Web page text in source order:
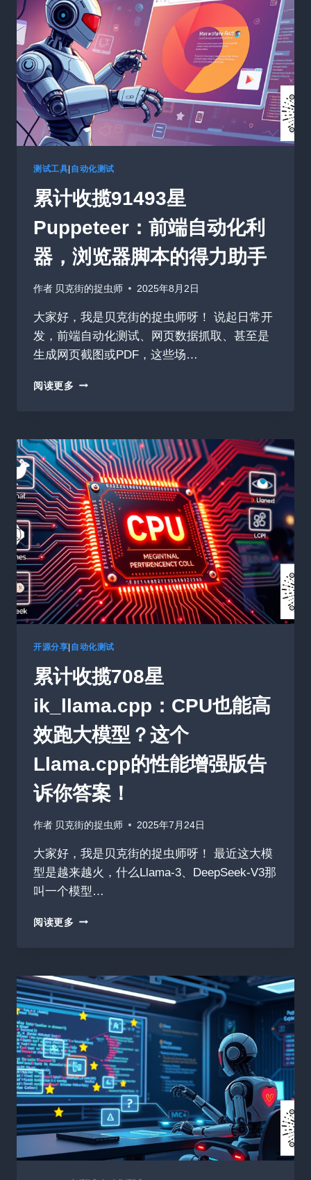
SELENIUM
与
APPIUM
最
新
特
性
详
解
及
战
例
测试工具 自动化测试
累计收揽91493星
Puppeteer：前端自动化利
器，浏览器脚本的得力助手
作者 贝克街的捉虫师 2025年8月2日
大家好，我是贝克街的捉虫师呀！ 说起日常开
发，前端自动化测试、网页数据抓取、甚至是
生成网页截图或PDF，这些场…
阅读更多 累
91493
星
PUPPETEER：
前
端
自
动
化
利
器，
浏
览
器
本
得
力
助
开源分享 自动化测试
累计收揽708星
ik_llama.cpp：CPU也能高
效跑大模型？这个
Llama.cpp的性能增强版告
诉你答案！
作者 贝克街的捉虫师 2025年7月24日
大家好，我是贝克街的捉虫师呀！ 最近这大模
型是越来越火，什么Llama-3、DeepSeek-V3那
叫一个模型…
阅读更多 累
708
星
IK_LLAMA.CPP：
CPU
能
高
效
跑
大
模
型？
这